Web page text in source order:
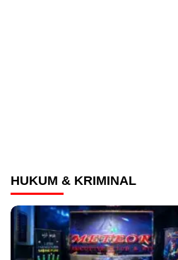
HUKUM & KRIMINAL